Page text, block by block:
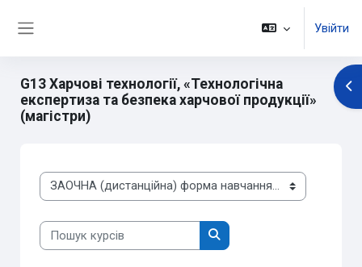
Увійти
G13 Харчові технології, «Технологічна
експертиза та безпека харчової продукції»
(магістри)
Категорії курсів
Пошук курсів
Пошук курсів